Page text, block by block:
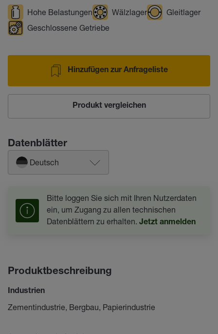
Hohe Belastungen Wälzlager
Gleitlager
Geschlossene Getriebe
Hinzufügen zur Anfrageliste
Produkt vergleichen
Datenblätter
Deutsch
Bitte loggen Sie sich mit Ihren Nutzerdaten
ein, um Zugang zu allen technischen
Datenblättern zu erhalten. Jetzt anmelden
Produktbeschreibung
Industrien
Zementindustrie, Bergbau, Papierindustrie